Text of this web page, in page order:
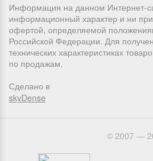
Информация на данном Интернет-
информационный характер и ни
офертой, определяемой
Российской Федерации. Для
технических характеристиках
по продажам.
Сделано в
skyDense
© 2007 —